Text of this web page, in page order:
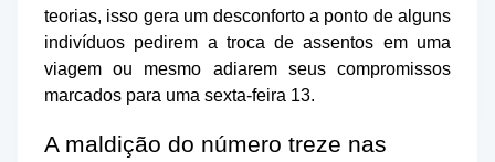
teorias, isso gera um desconforto a ponto de alguns
indivíduos pedirem a troca de assentos em uma
viagem ou mesmo adiarem seus compromissos
marcados para uma sexta-feira 13.
A maldição do número treze nas